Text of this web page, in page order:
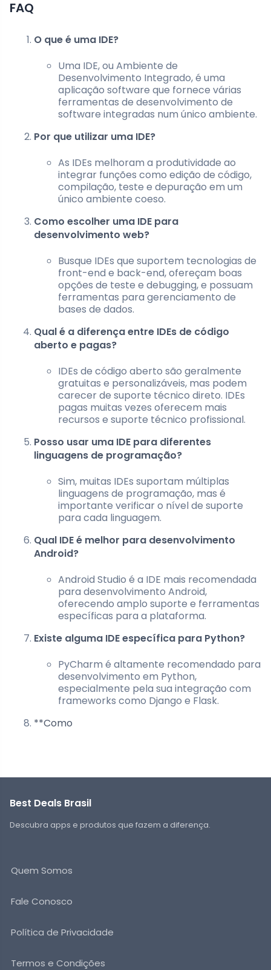
FAQ
O que é uma IDE?
Uma IDE, ou Ambiente de
Desenvolvimento Integrado, é uma
aplicação software que fornece várias
ferramentas de desenvolvimento de
software integradas num único ambiente.
Por que utilizar uma IDE?
As IDEs melhoram a produtividade ao
integrar funções como edição de código,
compilação, teste e depuração em um
único ambiente coeso.
Como escolher uma IDE para
desenvolvimento web?
Busque IDEs que suportem tecnologias de
front-end e back-end, ofereçam boas
opções de teste e debugging, e possuam
ferramentas para gerenciamento de
bases de dados.
Qual é a diferença entre IDEs de código
aberto e pagas?
IDEs de código aberto são geralmente
gratuitas e personalizáveis, mas podem
carecer de suporte técnico direto. IDEs
pagas muitas vezes oferecem mais
recursos e suporte técnico profissional.
Posso usar uma IDE para diferentes
linguagens de programação?
Sim, muitas IDEs suportam múltiplas
linguagens de programação, mas é
importante verificar o nível de suporte
para cada linguagem.
Qual IDE é melhor para desenvolvimento
Android?
Android Studio é a IDE mais recomendada
para desenvolvimento Android,
oferecendo amplo suporte e ferramentas
específicas para a plataforma.
Existe alguma IDE específica para Python?
PyCharm é altamente recomendado para
desenvolvimento em Python,
especialmente pela sua integração com
frameworks como Django e Flask.
**Como
Best Deals Brasil
Descubra apps e produtos que fazem a diferença.
Quem Somos
Fale Conosco
Política de Privacidade
Termos e Condições